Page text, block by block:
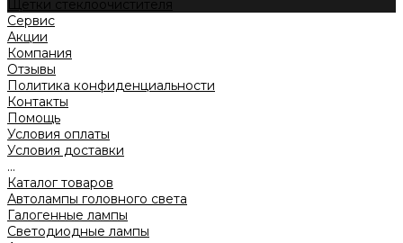
Щетки стеклоочистителя
Сервис
Акции
Компания
Отзывы
Политика конфиденциальности
Контакты
Помощь
Условия оплаты
Условия доставки
...
Каталог товаров
Автолампы головного света
Галогенные лампы
Светодиодные лампы